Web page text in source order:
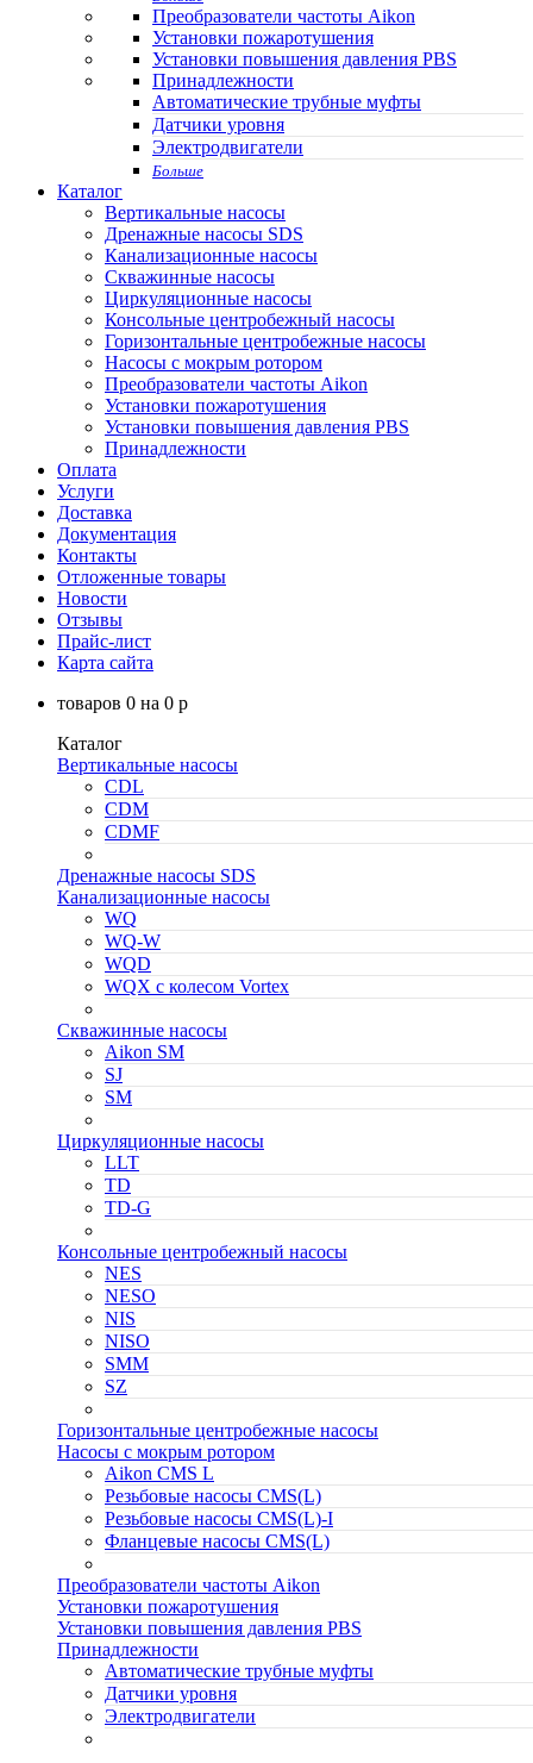
Преобразователи частоты Aikon
Установки пожаротушения
Установки повышения давления PBS
Принадлежности
Автоматические трубные муфты
Датчики уровня
Электродвигатели
Больше
Каталог
Вертикальные насосы
Дренажные насосы SDS
Канализационные насосы
Скважинные насосы
Циркуляционные насосы
Консольные центробежный насосы
Горизонтальные центробежные насосы
Насосы с мокрым ротором
Преобразователи частоты Aikon
Установки пожаротушения
Установки повышения давления PBS
Принадлежности
Оплата
Услуги
Доставка
Документация
Контакты
Отложенные товары
Новости
Отзывы
Прайс-лист
Карта сайта
товаров 0 на 0 p
Каталог
Вертикальные насосы
CDL
CDM
CDMF
Дренажные насосы SDS
Канализационные насосы
WQ
WQ-W
WQD
WQX с колесом Vortex
Скважинные насосы
Aikon SM
SJ
SM
Циркуляционные насосы
LLT
TD
TD-G
Консольные центробежный насосы
NES
NESO
NIS
NISO
SMM
SZ
Горизонтальные центробежные насосы
Насосы с мокрым ротором
Aikon CMS L
Резьбовые насосы CMS(L)
Резьбовые насосы CMS(L)-I
Фланцевые насосы CMS(L)
Преобразователи частоты Aikon
Установки пожаротушения
Установки повышения давления PBS
Принадлежности
Автоматические трубные муфты
Датчики уровня
Электродвигатели